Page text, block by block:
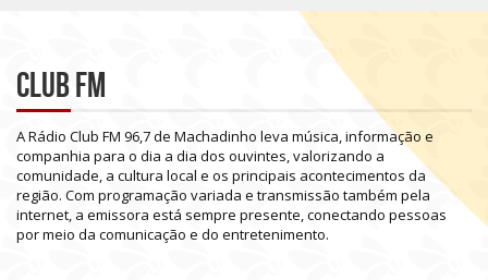
Club FM
ARádio Club FM 96,7de Machadinho leva música,informação e
companhia para o dia a dia dos ouvintes,valorizando a
comunidade, a cultura local e os principais acontecimentos da
região. Com programação variada e transmissão também pela
internet, a emissora está sempre presente,conectando pessoas
pormeio da comunicação e do entretenimento.